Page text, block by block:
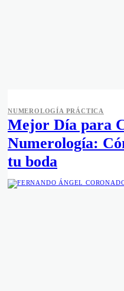
NUMEROLOGÍA PRÁCTICA
Mejor Día para
Numerología:
tu boda